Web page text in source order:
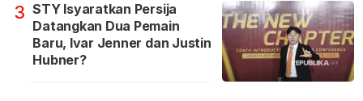
3 STY Isyaratkan Persija
Datangkan Dua Pemain
Baru, Ivar Jenner dan Justin
Hubner?